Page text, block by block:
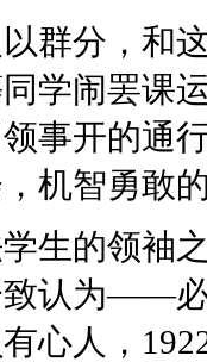
群分，和
学闹罢课
事开的通
机智勇敢
生的领袖
认为——必
心人，